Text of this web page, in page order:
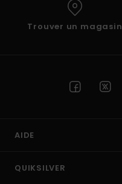
Trouver un magasin
AIDE
QUIKSILVER